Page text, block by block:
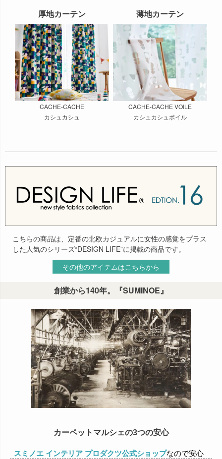
厚地カーテン
CACHE-CACHE
カシュカシュ
薄地カーテン
CACHE-CACHE VOILE
カシュカシュボイル
こちらの商品は、定番の北欧カジュアルに女性の感覚をプラス
した人気のシリーズ“DESIGN LIFE”に掲載の商品です。
その他のアイテムはこちらから
創業から140年。『SUMINOE』
カーペットマルシェの3つの安心
スミノエ インテリア プロダクツ公式ショップなので安心